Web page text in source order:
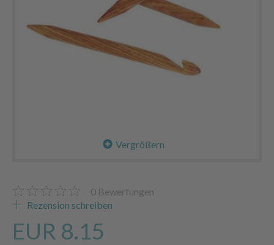
Vergrößern
0 Bewertungen
Rezension schreiben
EUR 8.15